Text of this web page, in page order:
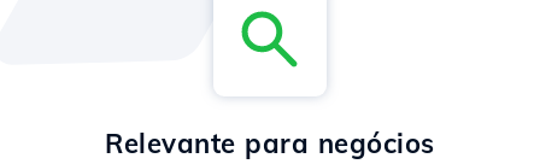
Relevante para negócios